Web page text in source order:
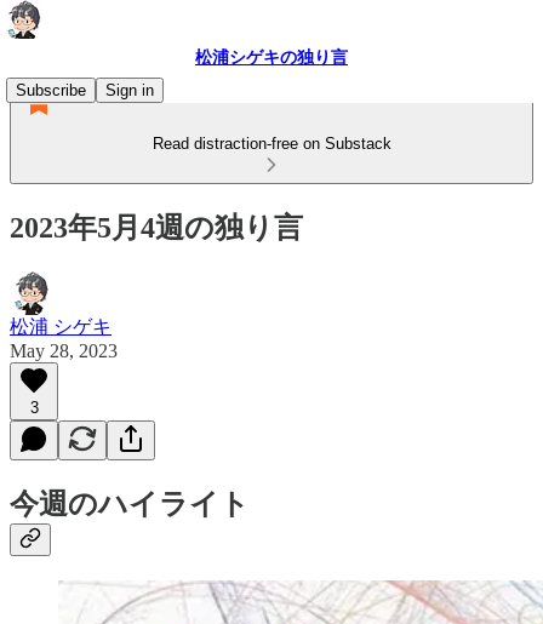
松浦シゲキの独り言
Subscribe
Sign in
Read distraction-free on Substack
2023年5月4週の独り言
松浦 シゲキ
May 28, 2023
3
今週のハイライト